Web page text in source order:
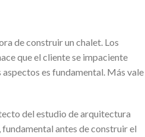
de construir un chalet. Los
que el cliente se impaciente
es fundamental. Más vale
del estudio de arquitectura
antes de construir el